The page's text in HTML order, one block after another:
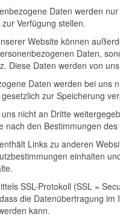
Daten werden
Verfügung stellen.
Website können
Daten,
Diese Daten werden von
Daten werden bei uns
zur Speicherung
nicht an Dritte
nach den Bestimmungen
Links zu anderen
einhalten
SSL-Protokoll (SSL =
die Datenübertragung
kann.